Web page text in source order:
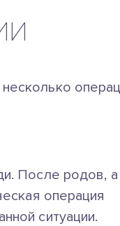
После родов,
операция
ситуации.